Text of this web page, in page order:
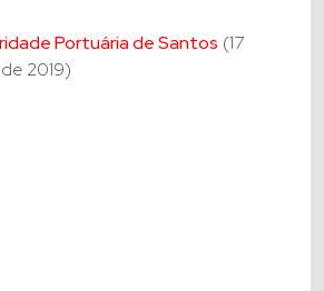
Portuária de Santos (17
2019)